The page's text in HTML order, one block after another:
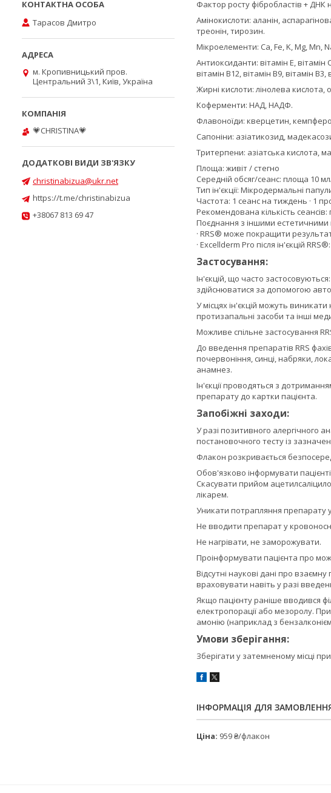
Фактор росту фібробластів + ​​ДНК
Амінокислоти: аланін,
треонін, тирозин.
Мікроелементи: Ca, Fe, K, Mg, Mn,
Антиоксиданти: вітамін Е,
вітамін B12, вітамін B9, вітамін B3,
Жирні кислоти: лінолева кислота,
Коферменти: НАД, НАДФ.
Флавоноїди: кверцетин,
Сапоніни: азіатикозид,
Тритерпени: азіатська кислота,
Площа: живіт / стегно
Середній обсяг/сеанс: площа 10
Тип ін'єкції: Мікродермальні
Частота: 1 сеанс на тиждень · 1
Рекомендована кількість
Поєднання з іншими
· RRS® може покращити
· Excellderm Pro після ін'єкцій
Застосування:
Ін'єкцій, що часто
здійснюватися за допомогою
У місцях ін'єкцій можуть
протизапальні засоби та інші
Можливе спільне застосування
До введення препаратів RRS
почервоніння, синці, набряки,
анамнез.
Ін'єкції проводяться з
препарату до картки пацієнта.
Запобіжні заходи:
У разі позитивного алергічного
постановочного тесту із
Флакон розкривається
Обов'язково інформувати
Скасувати прийом
лікарем.
Уникати потрапляння препарату у
Не вводити препарат у
Не нагрівати, не заморожувати.
Проінформувати пацієнта про
Відсутні наукові дані про
враховувати навіть у разі
Якщо пацієнту раніше вводився
електропорації або мезоролу.
амонію (наприклад з
Умови зберігання:
Зберігати у затемненому місці
ІНФОРМАЦІЯ ДЛЯ
Ціна: 959 ₴/флакон
Тарасов Дмитро
м. Кропивницький пров.
Центральний 3\1, Київ, Україна
💗CHRISTINA💗
christinabizua@ukr.net
https://t.me/christinabizua
+38067 813 69 47